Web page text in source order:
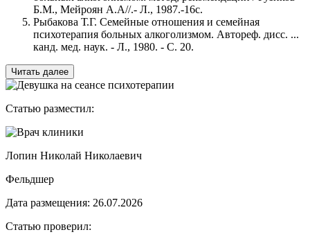
Б.М., Мейроян А.А//.- Л., 1987.-16с.
Рыбакова Т.Г. Семейные отношения и семейная
психотерапия больных алкоголизмом. Автореф. дисс. ...
канд. мед. наук. - Л., 1980. - С. 20.
Читать далее
Статью разместил:
Лопин Николай Николаевич
Фельдшер
Дата размещения: 26.07.2026
Статью проверил: